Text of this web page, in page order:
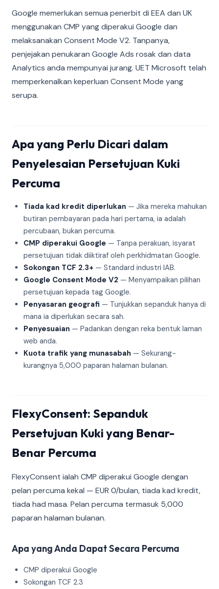
Google memerlukan semua penerbit di EEA dan UK
menggunakan CMP yang diperakui Google dan
melaksanakan Consent Mode V2. Tanpanya,
penjejakan penukaran Google Ads rosak dan data
Analytics anda mempunyai jurang. UET Microsoft telah
memperkenalkan keperluan Consent Mode yang
serupa.
Apa yang Perlu Dicari dalam
Penyelesaian Persetujuan Kuki
Percuma
Tiada kad kredit diperlukan — Jika mereka mahukan
butiran pembayaran pada hari pertama, ia adalah
percubaan, bukan percuma.
CMP diperakui Google — Tanpa perakuan, isyarat
persetujuan tidak diiktiraf oleh perkhidmatan Google.
Sokongan TCF 2.3+ — Standard industri IAB.
Google Consent Mode V2 — Menyampaikan pilihan
persetujuan kepada tag Google.
Penyasaran geografi — Tunjukkan sepanduk hanya di
mana ia diperlukan secara sah.
Penyesuaian — Padankan dengan reka bentuk laman
web anda.
Kuota trafik yang munasabah — Sekurang-
kurangnya 5,000 paparan halaman bulanan.
FlexyConsent: Sepanduk
Persetujuan Kuki yang Benar-
Benar Percuma
FlexyConsent ialah CMP diperakui Google dengan
pelan percuma kekal — EUR 0/bulan, tiada kad kredit,
tiada had masa. Pelan percuma termasuk 5,000
paparan halaman bulanan.
Apa yang Anda Dapat Secara Percuma
CMP diperakui Google
Sokongan TCF 2.3